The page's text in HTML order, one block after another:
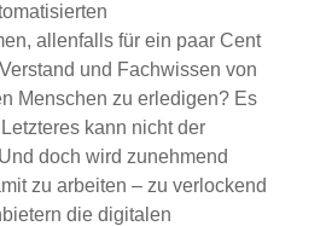
allenfalls für ein paar Cent
und Fachwissen von
Menschen zu erledigen? Es
kann nicht der
doch wird zunehmend
zu arbeiten – zu verlockend
die digitalen